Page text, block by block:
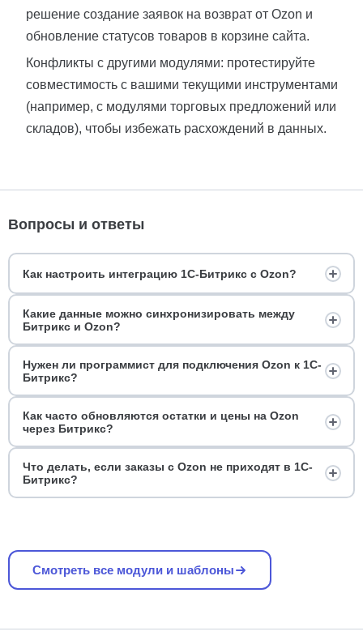
решение создание заявок на возврат от Ozon и
обновление статусов товаров в корзине сайта.
Конфликты с другими модулями: протестируйте
совместимость с вашими текущими инструментами
(например, с модулями торговых предложений или
складов), чтобы избежать расхождений в данных.
Вопросы и ответы
Как настроить интеграцию 1С-Битрикс с Ozon?
Какие данные можно синхронизировать между
Битрикс и Ozon?
Нужен ли программист для подключения Ozon к 1С-
Битрикс?
Как часто обновляются остатки и цены на Ozon
через Битрикс?
Что делать, если заказы с Ozon не приходят в 1С-
Битрикс?
Смотреть все модули и шаблоны